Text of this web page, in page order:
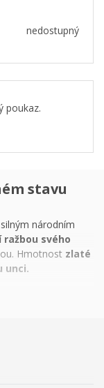
nedostupný
poukaz.
stavu
národním
ražbou svého
Hmotnost zlaté
unci.
nabízejí
a novým